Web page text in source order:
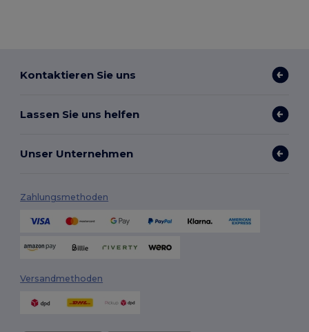
Kontaktieren Sie uns
Lassen Sie uns helfen
Unser Unternehmen
Zahlungsmethoden
Versandmethoden